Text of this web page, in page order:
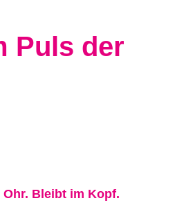
Puls der
Bleibt im Kopf.